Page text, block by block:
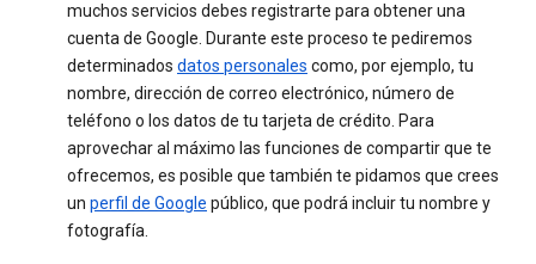
muchos servicios debes registrarte para obtener una
cuenta de Google. Durante este proceso te pediremos
determinados datos personales como, por ejemplo, tu
nombre, dirección de correo electrónico, número de
teléfono o los datos de tu tarjeta de crédito. Para
aprovechar al máximo las funciones de compartir que te
ofrecemos, es posible que también te pidamos que crees
un perfil de Google público, que podrá incluir tu nombre y
fotografía.